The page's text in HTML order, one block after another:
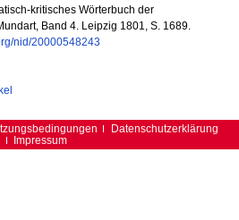
kritisches Wörterbuch der
Band 4. Leipzig 1801, S. 1689.
nid/20000548243
Datenschutzerklärung
Impressum